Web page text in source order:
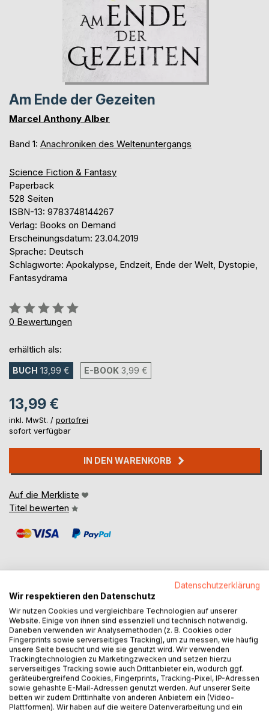
Am Ende der Gezeiten
Marcel Anthony Alber
Band 1: Anachroniken des Weltenuntergangs
Science Fiction & Fantasy
Paperback
528 Seiten
ISBN-13: 9783748144267
Verlag: Books on Demand
Erscheinungsdatum: 23.04.2019
Sprache: Deutsch
Schlagworte: Apokalypse, Endzeit, Ende der Welt, Dystopie,
Fantasydrama
Bewertung::
0%
0 Bewertungen
erhältlich als:
BUCH 13,99 € E-BOOK 3,99 €
13,99 €
inkl. MwSt. / portofrei
sofort verfügbar
IN DEN WARENKORB
Auf die Merkliste
Titel bewerten
BESCHREIBUNG
Als die Grenzen zweier Realitäten niedergerissen werden,
steht unsere Welt vor dem Ende: Die Erde wird von den
Schrecken einer fremden Wirklichkeit überrannt.
Einem Mann gelang einst die Flucht aus jener Wirklichkeit.
Obhut fand er bei den Menschen. Die Zeit allerdings
bestärkte seinen Wunsch, Zeuge ihres Untergangs zu
Datenschutzerklärung
Wir respektieren den Datenschutz
Wir nutzen Cookies und vergleichbare Technologien auf unserer
Website. Einige von ihnen sind essenziell und technisch notwendig.
Daneben verwenden wir Analysemethoden (z. B. Cookies oder
Fingerprints sowie serverseitiges Tracking), um zu messen, wie häufig
unsere Seite besucht und wie sie genutzt wird. Wir verwenden
Trackingtechnologien zu Marketingzwecken und setzen hierzu
serverseitiges Tracking sowie auch Drittanbieter ein, wodurch ggf.
geräteübergreifend Cookies, Fingerprints, Tracking-Pixel, IP-Adressen
sowie gehashte E-Mail-Adressen genutzt werden. Auf unserer Seite
betten wir zudem Drittinhalte von anderen Anbietern ein (Video-
Plattformen). Wir haben auf die weitere Datenverarbeitung und ein